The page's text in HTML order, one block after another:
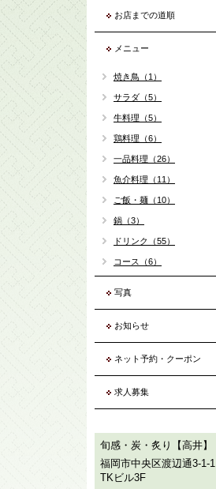
お店までの道順
メニュー
焼き鳥（1）
サラダ（5）
牛料理（5）
鶏料理（6）
一品料理（26）
魚介料理（11）
ご飯・麺（10）
鍋（3）
ドリンク（55）
コース（6）
写真
お知らせ
ネット予約・クーポン
求人募集
旬感・炭・炙り【高井】
福岡市中央区渡辺通3-1-1
TKビル3F